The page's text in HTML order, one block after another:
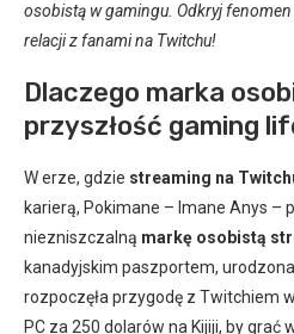
osobistą w gamingu. Odkryj
relacji z fanami na Twitchu!
Dlaczego marka
przyszłość gaming
W erze, gdzie streaming na
karierą, Pokimane – Imane Anys –
niezniszczalną markę osobistą
kanadyjskim paszportem,
rozpoczęła przygodę z Twitchiem
PC za 250 dolarów na Kijiji, by grać